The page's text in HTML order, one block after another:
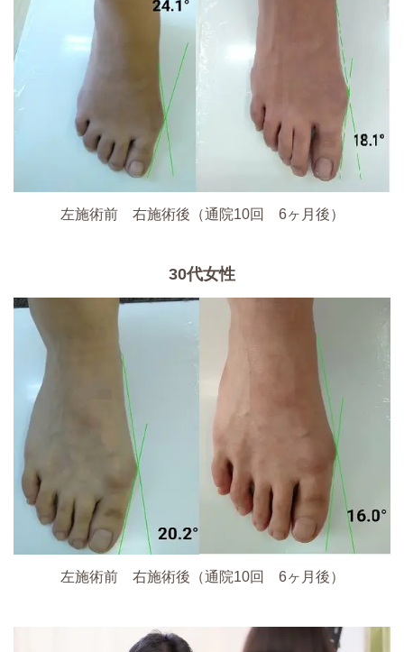
左施術前 右施術後（通院10回 6ヶ月後）
30代女性
左施術前 右施術後（通院10回 6ヶ月後）